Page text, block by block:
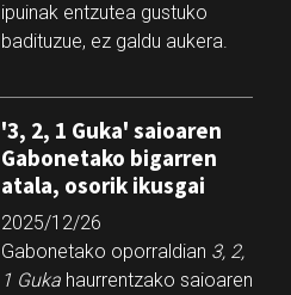
ipuinak entzutea gustuko
badituzue, ez galdu aukera.
'3, 2, 1 Guka' saioaren
Gabonetako bigarren
atala, osorik ikusgai
2025/12/26
Gabonetako oporraldian 3, 2,
1 Gukahaurrentzako saioaren